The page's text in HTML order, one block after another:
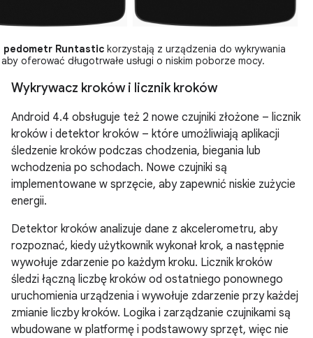
pedometr Runtastic korzystają z urządzenia do wykrywania
oferować długotrwałe usługi o niskim poborze mocy.
Wykrywacz kroków i licznik kroków
Android 4.4 obsługuje też 2 nowe czujniki złożone – licznik
kroków i detektor kroków – które umożliwiają aplikacji
śledzenie kroków podczas chodzenia, biegania lub
wchodzenia po schodach. Nowe czujniki są
implementowane w sprzęcie, aby zapewnić niskie zużycie
energii.
Detektor kroków analizuje dane z akcelerometru, aby
rozpoznać, kiedy użytkownik wykonał krok, a następnie
wywołuje zdarzenie po każdym kroku. Licznik kroków
śledzi łączną liczbę kroków od ostatniego ponownego
uruchomienia urządzenia i wywołuje zdarzenie przy każdej
zmianie liczby kroków. Logika i zarządzanie czujnikami są
wbudowane w platformę i podstawowy sprzęt, więc nie